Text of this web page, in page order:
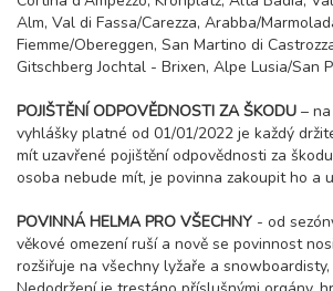
25 400 Kč
30.01. - 06.02.27
sobota - sobota
únor 2027
06.02. - 10.02.27
25 300 Kč
06.02. - 11.02.27
Alm, Val di Fassa/Carezza, Arabba/
Fiemme/Obereggen, San Martino di
Gitschberg Jochtal - Brixen, Alpe Lusia/San
POJIŠTĚNÍ ODPOVĚDNOSTI ZA ŠKODU –
vyhlášky platné od 01/01/2022 je každý
mít uzavřené pojištění odpovědnosti za
osoba nebude mít, je povinna zakoupit ho a
POVINNÁ HELMA PRO VŠECHNY - od
věkové omezení ruší a nově se povinnost
rozšiřuje na všechny lyžaře a